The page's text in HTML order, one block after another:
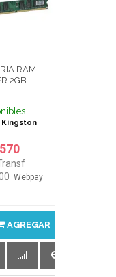
RAM
2GB
Kingston
Webpay
AGREGAR